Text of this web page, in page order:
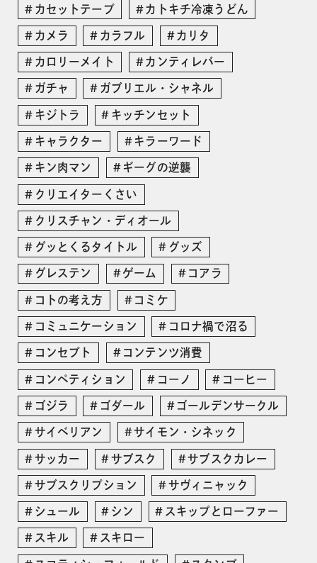
カセットテープ カトキチ冷凍うどん
カメラ カラフル カリタ
カロリーメイト カンティレバー
ガチャ ガブリエル・シャネル
キジトラ キッチンセット
キャラクター キラーワード
キン肉マン ギーグの逆襲
クリエイターくさい
クリスチャン・ディオール
グッとくるタイトル グッズ
グレステン ゲーム コアラ
コトの考え方 コミケ
コミュニケーション コロナ禍で沼る
コンセプト コンテンツ消費
コンペティション コーノ コーヒー
ゴジラ ゴダール ゴールデンサークル
サイベリアン サイモン・シネック
サッカー サブスク サブスクカレー
サブスクリプション サヴィニャック
シュール シン スキップとローファー
スキル スキロー